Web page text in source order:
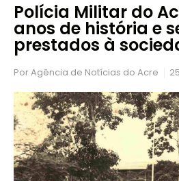
Polícia Militar do
anos de história e
prestados à
PorAgência de Notícias do Acre